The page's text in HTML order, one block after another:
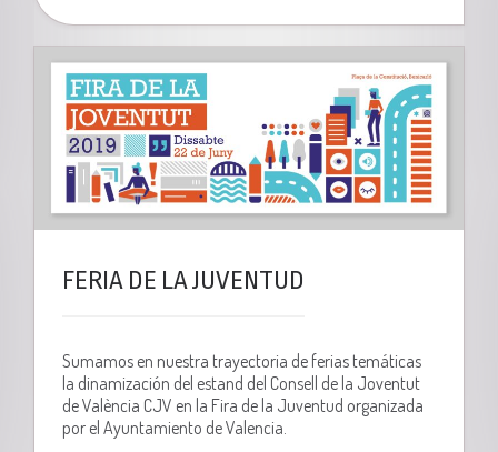
FERIA DE LA JUVENTUD
Sumamos en nuestra trayectoria de ferias temáticas
la dinamización del estand del Consell de la Joventut
de València CJV en la Fira de la Juventud organizada
por el Ayuntamiento de Valencia.